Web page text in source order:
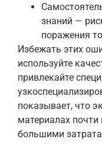
знаний —
поражения
Избежать этих
используйте
привлекайте
показывает, что
материалах почти
большими